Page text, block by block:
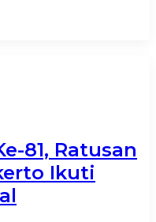
81, Ratusan
Ikuti